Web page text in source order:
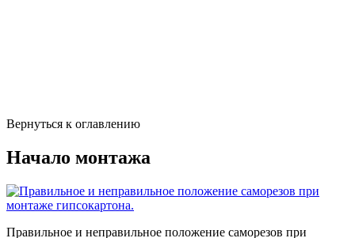
Вернуться к оглавлению
Начало монтажа
Правильное и неправильное положение саморезов при